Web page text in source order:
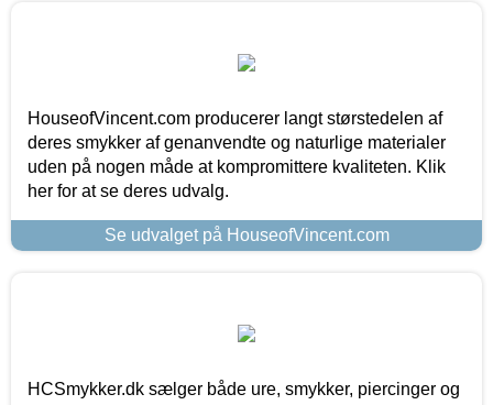
HouseofVincent.com producerer langt størstedelen af
deres smykker af genanvendte og naturlige materialer
uden på nogen måde at kompromittere kvaliteten. Klik
her for at se deres udvalg.
Se udvalget på HouseofVincent.com
HCSmykker.dk sælger både ure, smykker, piercinger og